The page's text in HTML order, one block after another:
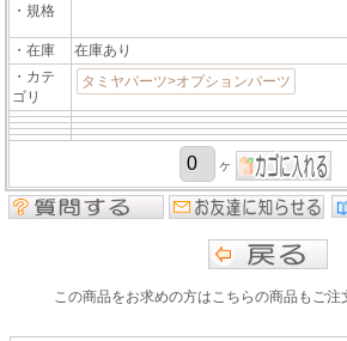
・規格
・在庫
在庫あり
・カテ
ゴリ
タミヤパーツ>オプションパーツ
ヶ
この商品をお求めの方はこちらの商品もご注